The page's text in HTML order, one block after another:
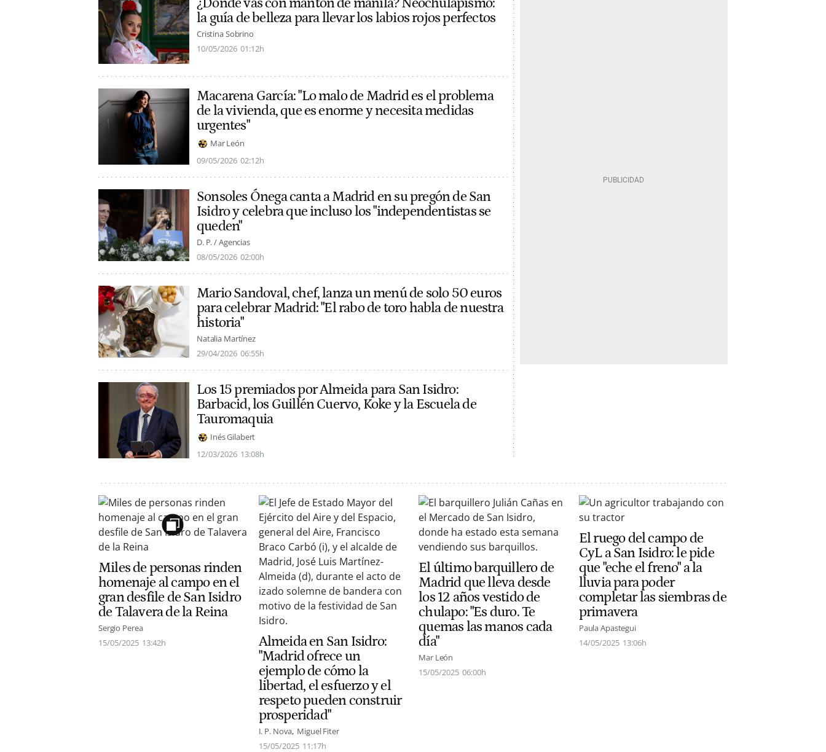
la guía de belleza para llevar los labios rojos perfectos
Cristina Sobrino
10/05/2026 01:12h
Macarena García: "Lo malo de Madrid es el problema
de la vivienda, que es enorme y necesita medidas
urgentes"
Mar León
09/05/2026 02:12h
Sonsoles Ónega canta a Madrid en su pregón de San
Isidro y celebra que incluso los "independentistas se
queden"
D. P. / Agencias
08/05/2026 02:00h
Mario Sandoval, chef, lanza un menú de solo 50 euros
para celebrar Madrid: "El rabo de toro habla de nuestra
historia"
Natalia Martínez
29/04/2026 06:55h
Los 15 premiados por Almeida para San Isidro:
Barbacid, los Guillén Cuervo, Koke y la Escuela de
Tauromaquia
Inés Gilabert
12/03/2026 13:08h
Miles de personas rinden
homenaje al campo en el
gran desfile de San Isidro
de Talavera de la Reina
Sergio Perea
15/05/2025 13:42h
Almeida en San Isidro:
"Madrid ofrece un
ejemplo de cómo la
libertad, el esfuerzo y el
respeto pueden construir
prosperidad"
I. P. Nova Miguel Fiter
15/05/2025 11:17h
El último barquillero de
Madrid que lleva desde
los 12 años vestido de
chulapo: "Es duro. Te
quemas las manos cada
día"
Mar León
15/05/2025 06:00h
El ruego del campo de
CyL a San Isidro: le pide
que "eche el freno" a la
lluvia para poder
completar las siembras de
primavera
Paula Apastegui
14/05/2025 13:06h